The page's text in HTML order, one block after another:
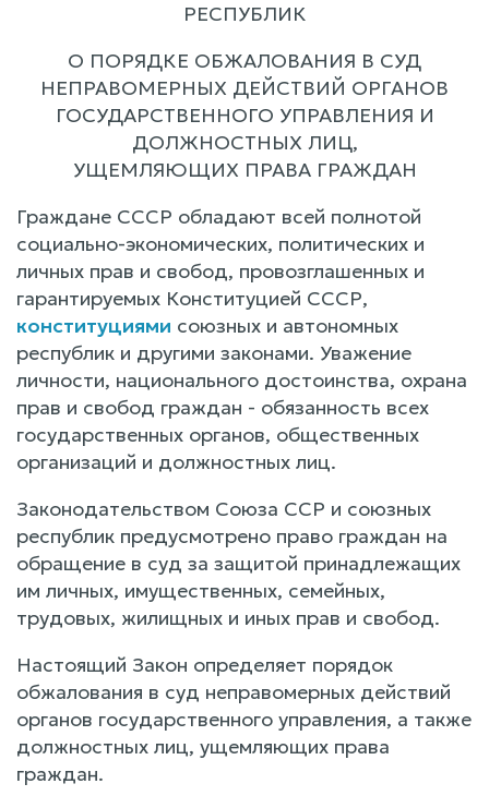
РЕСПУБЛИК
О ПОРЯДКЕ ОБЖАЛОВАНИЯ В СУД
НЕПРАВОМЕРНЫХ ДЕЙСТВИЙ ОРГАНОВ
ГОСУДАРСТВЕННОГО УПРАВЛЕНИЯ И
ДОЛЖНОСТНЫХ ЛИЦ,
УЩЕМЛЯЮЩИХ ПРАВА ГРАЖДАН
Граждане СССР обладают всей полнотой
социально-экономических, политических и
личных прав и свобод, провозглашенных и
гарантируемых Конституцией СССР,
конституциями союзных и автономных
республик и другими законами. Уважение
личности, национального достоинства, охрана
прав и свобод граждан - обязанность всех
государственных органов, общественных
организаций и должностных лиц.
Законодательством Союза ССР и союзных
республик предусмотрено право граждан на
обращение в суд за защитой принадлежащих
им личных, имущественных, семейных,
трудовых, жилищных и иных прав и свобод.
Настоящий Закон определяет порядок
обжалования в суд неправомерных действий
органов государственного управления, а также
должностных лиц, ущемляющих права
граждан.